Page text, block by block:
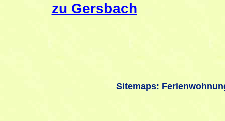
zu Gersbach
Sitemaps: